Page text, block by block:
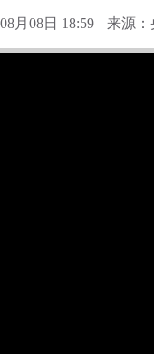
月08日 18:59 来源：